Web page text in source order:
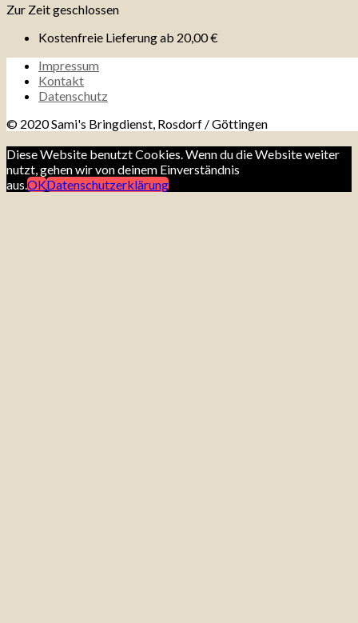
Zur Zeit geschlossen
Kostenfreie Lieferung ab 20,00 €
Impressum
Kontakt
Datenschutz
© 2020 Sami's Bringdienst, Rosdorf / Göttingen
Diese Website benutzt Cookies. Wenn du die Website weiter
nutzt, gehen wir von deinem Einverständnis
aus. OKDatenschutzerklärung